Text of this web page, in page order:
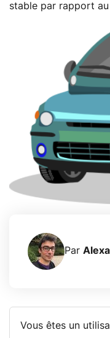
stable par rapport
Par
Vous êtes un